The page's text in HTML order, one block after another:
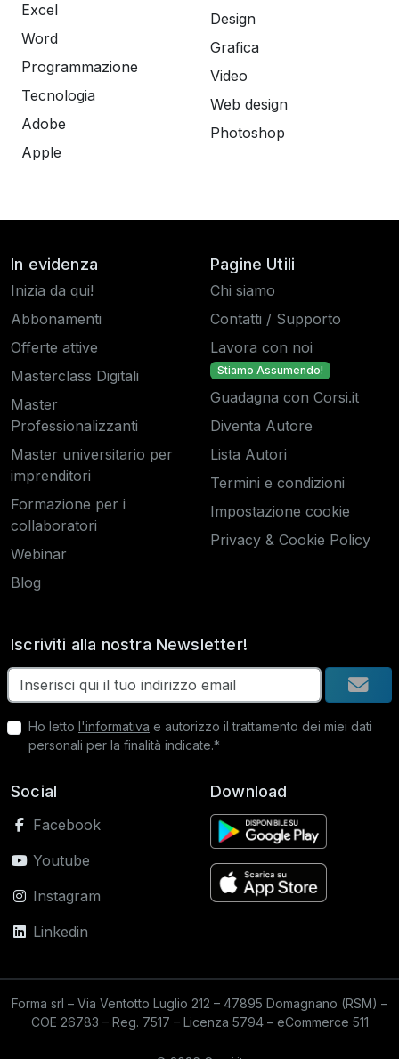
Excel
Word
Programmazione
Tecnologia
Adobe
Apple
Design
Grafica
Video
Web design
Photoshop
In evidenza
Inizia da qui!
Abbonamenti
Offerte attive
Masterclass Digitali
Master
Professionalizzanti
Master universitario per
imprenditori
Formazione per i
collaboratori
Webinar
Blog
Pagine Utili
Chi siamo
Contatti / Supporto
Lavora con noi
Stiamo Assumendo!
Guadagna con Corsi.it
Diventa Autore
Lista Autori
Termini e condizioni
Impostazione cookie
Privacy & Cookie Policy
Iscriviti alla nostra Newsletter!
Ho letto l'informativa e autorizzo il trattamento dei miei dati
personali per la finalità indicate.*
Social
Facebook
Youtube
Instagram
Linkedin
Download
Forma srl – Via Ventotto Luglio 212 – 47895 Domagnano (RSM) –
COE 26783 – Reg. 7517 – Licenza 5794 – eCommerce 511